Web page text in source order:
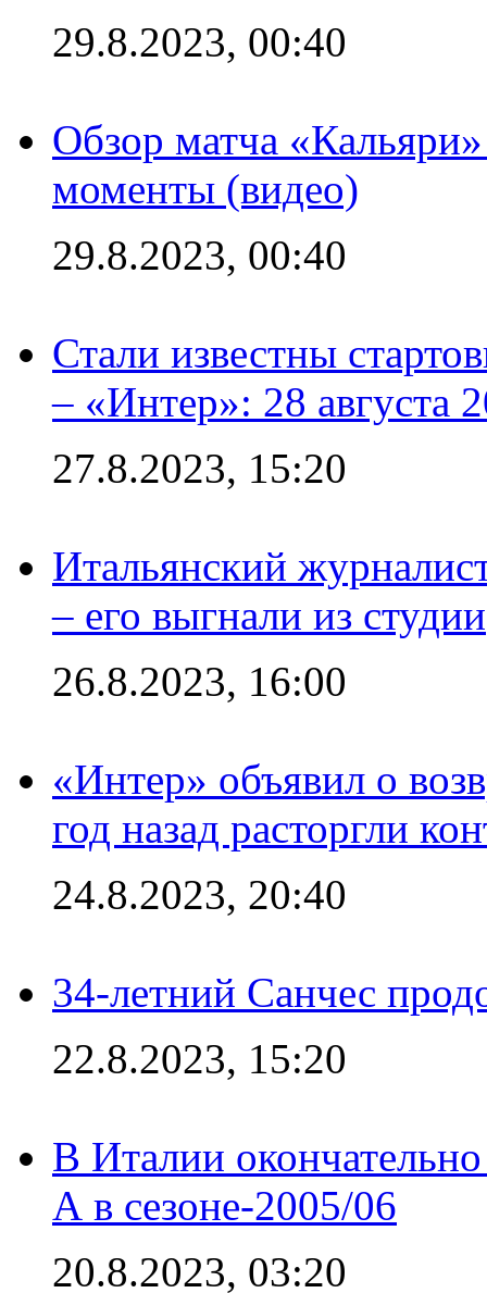
29.8.2023, 00:40
Обзор матча
моменты (видео)
29.8.2023, 00:40
Стали известны
– «Интер»: 28 августа
27.8.2023, 15:20
Итальянский
– его выгнали из студии
26.8.2023, 16:00
«Интер» объявил о
год назад расторгли
24.8.2023, 20:40
34-летний Санчес
22.8.2023, 15:20
В Италии
А в сезоне-2005/06
20.8.2023, 03:20